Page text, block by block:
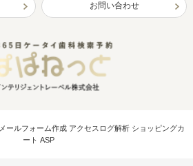
お問い合わせ
メールフォーム作成 アクセスログ解析 ショッピングカ
ート ASP